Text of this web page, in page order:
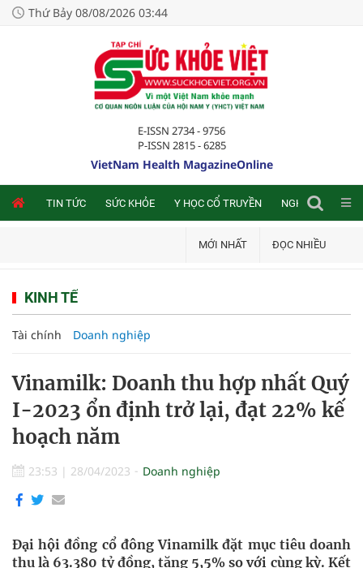
Thứ Bảy 08/08/2026 03:44
E-ISSN 2734 - 9756
P-ISSN 2815 - 6285
VietNam Health MagazineOnline
TIN TỨC SỨC KHỎE Y HỌC CỔ TRUYỀN NGHIÊN CỨU
MỚI NHẤT ĐỌC NHIỀU
KINH TẾ
Tài chính Doanh nghiệp
Vinamilk: Doanh thu hợp nhất Quý
I-2023 ổn định trở lại, đạt 22% kế
hoạch năm
23:53 | 28/04/2023 Doanh nghiệp
Đại hội đồng cổ đông Vinamilk đặt mục tiêu doanh
thu là 63.380 tỷ đồng, tăng 5,5% so với cùng kỳ. Kết